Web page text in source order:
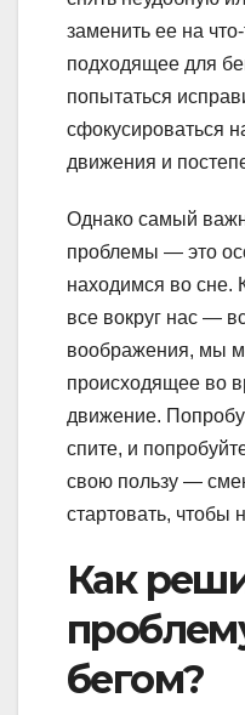
заменить ее на
подходящее для
попытаться
сфокусироваться
движения и
Однако самый
проблемы — это
находимся во сне.
все вокруг нас —
воображения, мы
происходящее во
движение.
спите, и
свою пользу —
стартовать, чтобы
Как
бегом?